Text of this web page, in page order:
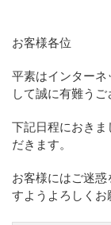
お客様各位
平素はインターネ
して誠に有難うご
下記日程におきま
だきます。
お客様にはご迷
すようよろしくお